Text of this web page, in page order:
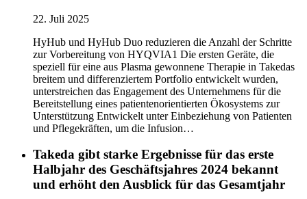
22. Juli 2025
HyHub und HyHub Duo reduzieren die Anzahl der Schritte
zur Vorbereitung von HYQVIA1 Die ersten Geräte, die
speziell für eine aus Plasma gewonnene Therapie in Takedas
breitem und differenziertem Portfolio entwickelt wurden,
unterstreichen das Engagement des Unternehmens für die
Bereitstellung eines patientenorientierten Ökosystems zur
Unterstützung Entwickelt unter Einbeziehung von Patienten
und Pflegekräften, um die Infusion…
Takeda gibt starke Ergebnisse für das erste
Halbjahr des Geschäftsjahres 2024 bekannt
und erhöht den Ausblick für das Gesamtjahr